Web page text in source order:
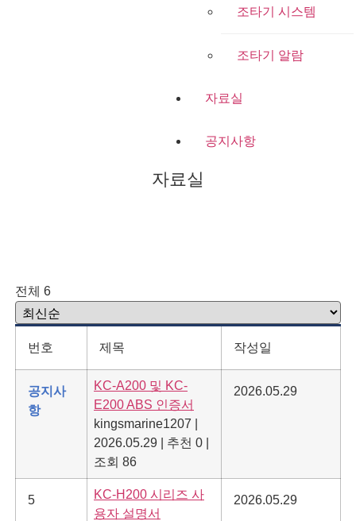
조타기 시스템
조타기 알람
자료실
공지사항
자료실
전체 6
번호 제목 작성일
공지사
항
KC-A200 및 KC-
E200 ABS 인증서
kingsmarine1207
2026.05.29
추천 0
조회 86
2026.05.29
5
KC-H200 시리즈 사
용자 설명서
2026.05.29